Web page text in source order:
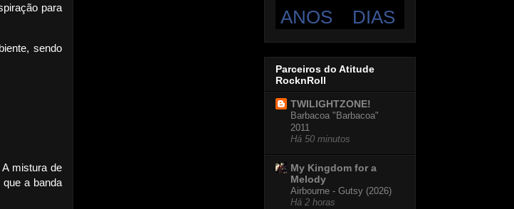
para
sendo
mistura de
a banda
Parceiros do Atitude
RocknRoll
TWILIGHTZONE!
Barbacoa "Barbacoa"
2011
Há 50 minutos
My Kingdom for a
Melody
Airbourne - Gutsy (2026)
Há 2 horas